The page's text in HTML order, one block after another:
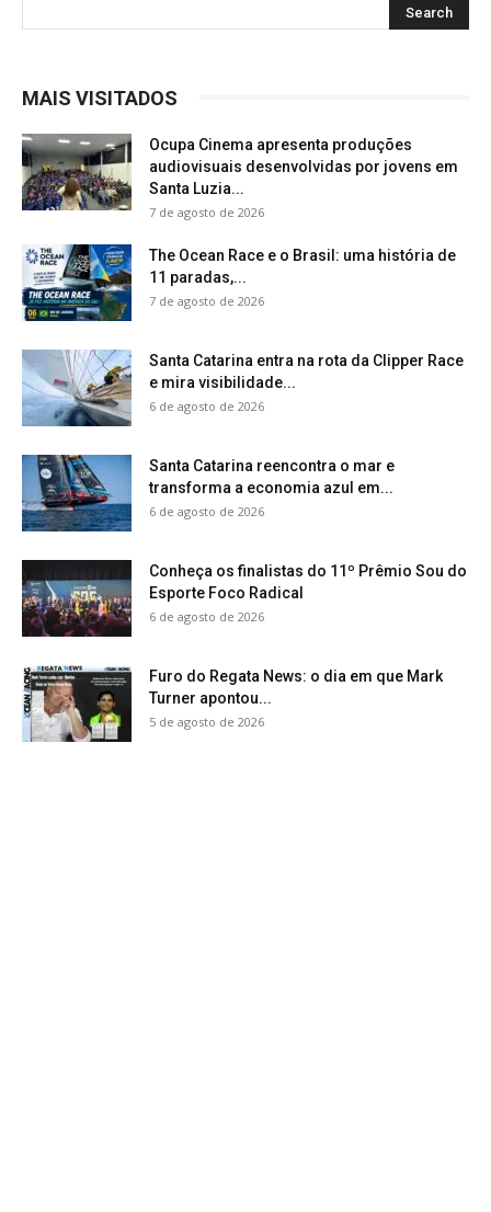
MAIS VISITADOS
Ocupa Cinema apresenta produções
audiovisuais desenvolvidas por jovens em
Santa Luzia...
7 de agosto de 2026
The Ocean Race e o Brasil: uma história de
11 paradas,...
7 de agosto de 2026
Santa Catarina entra na rota da Clipper Race
e mira visibilidade...
6 de agosto de 2026
Santa Catarina reencontra o mar e
transforma a economia azul em...
6 de agosto de 2026
Conheça os finalistas do 11º Prêmio Sou do
Esporte Foco Radical
6 de agosto de 2026
Furo do Regata News: o dia em que Mark
Turner apontou...
5 de agosto de 2026